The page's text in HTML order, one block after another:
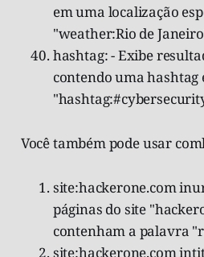
em uma localização
"weather:Rio de
hashtag: - Exibe
contendo uma hashtag
Você também pode usar
site:hackerone.com
páginas do site
contenham a palavra
site:hackerone.com